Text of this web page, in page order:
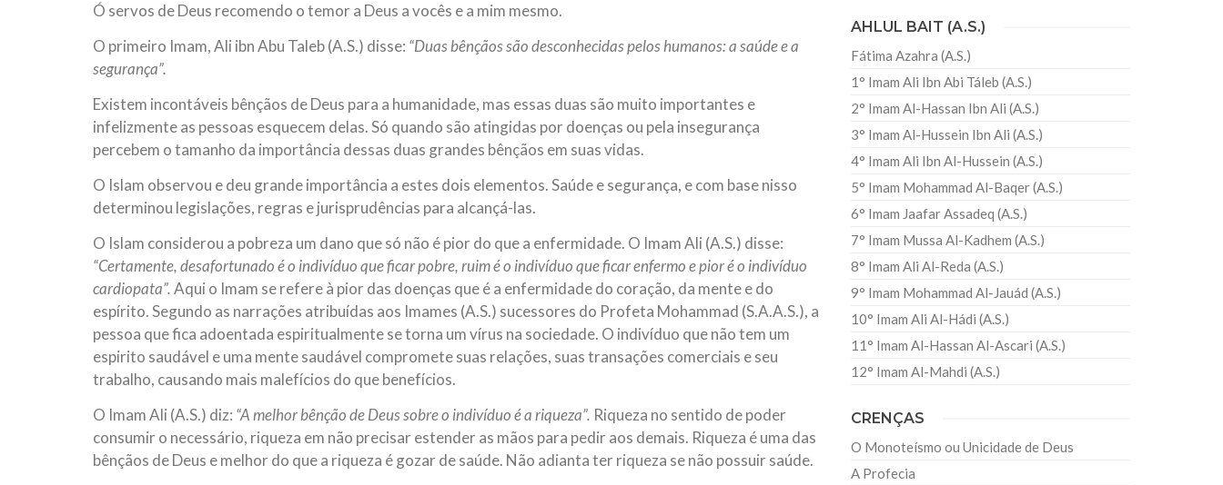
Ó servos de Deus recomendo o temor a Deus a vocês e a mim mesmo.
O primeiro Imam, Ali ibn Abu Taleb (A.S.) disse: “Duas bênçãos são desconhecidas pelos humanos: a saúde e a
segurança”.
Existem incontáveis bênçãos de Deus para a humanidade, mas essas duas são muito importantes e
infelizmente as pessoas esquecem delas. Só quando são atingidas por doenças ou pela insegurança
percebem o tamanho da importância dessas duas grandes bênçãos em suas vidas.
O Islam observou e deu grande importância a estes dois elementos. Saúde e segurança, e com base nisso
determinou legislações, regras e jurisprudências para alcançá-las.
O Islam considerou a pobreza um dano que só não é pior do que a enfermidade. O Imam Ali (A.S.) disse:
“Certamente, desafortunado é o indivíduo que ficar pobre, ruim é o indivíduo que ficar enfermo e pior é o indivíduo
cardiopata”.Aqui o Imam se refere à pior das doenças que é a enfermidade do coração, da mente e do
espírito. Segundo as narrações atribuídas aos Imames (A.S.) sucessores do Profeta Mohammad (S.A.A.S.), a
pessoa que fica adoentada espiritualmente se torna um vírus na sociedade. O indivíduo que não tem um
espirito saudável e uma mente saudável compromete suas relações, suas transações comerciais e seu
trabalho, causando mais malefícios do que benefícios.
O Imam Ali (A.S.) diz: “A melhor bênção de Deus sobre o indivíduo é a riqueza”. Riqueza no sentido de poder
consumir o necessário, riqueza em não precisar estender as mãos para pedir aos demais. Riqueza é uma das
bênçãos de Deus e melhor do que a riqueza é gozar de saúde. Não adianta ter riqueza se não possuir saúde.
AHLUL BAIT (A.S.)
Fátima Azahra (A.S.)
1° Imam Ali Ibn Abi Táleb (A.S.)
2° Imam Al-Hassan Ibn Ali (A.S.)
3° Imam Al-Hussein Ibn Ali (A.S.)
4° Imam Ali Ibn Al-Hussein (A.S.)
5° Imam Mohammad Al-Baqer (A.S.)
6° Imam Jaafar Assadeq (A.S.)
7° Imam Mussa Al-Kadhem (A.S.)
8° Imam Ali Al-Reda (A.S.)
9° Imam Mohammad Al-Jauád (A.S.)
10° Imam Ali Al-Hádi (A.S.)
11° Imam Al-Hassan Al-Ascari (A.S.)
12° Imam Al-Mahdi (A.S.)
CRENÇAS
O Monoteísmo ou Unicidade de Deus
A Profecia